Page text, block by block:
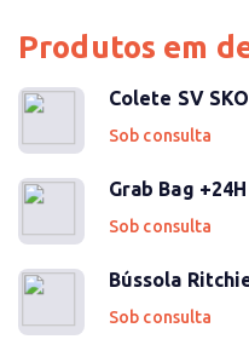
Produtos em
Colete SV
Sob consulta
Grab Bag
Sob consulta
Bússola
Sob consulta